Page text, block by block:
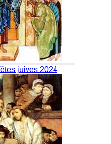
juives 2024